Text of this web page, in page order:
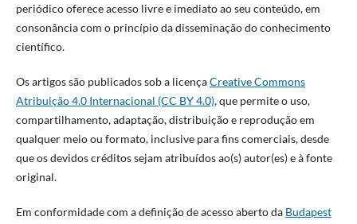
periódico oferece acesso livre e imediato ao seu conteúdo, em
consonância com o princípio da disseminação do conhecimento
científico.
Os artigos são publicados sob a licençaCreative Commons
Atribuição 4.0 Internacional (CC BY 4.0), que permite o uso,
compartilhamento, adaptação, distribuição e reprodução em
qualquer meio ou formato, inclusive para fins comerciais, desde
que os devidos créditos sejam atribuídos ao(s) autor(es) e à fonte
original.
Em conformidade com a definição de acesso aberto da Budapest